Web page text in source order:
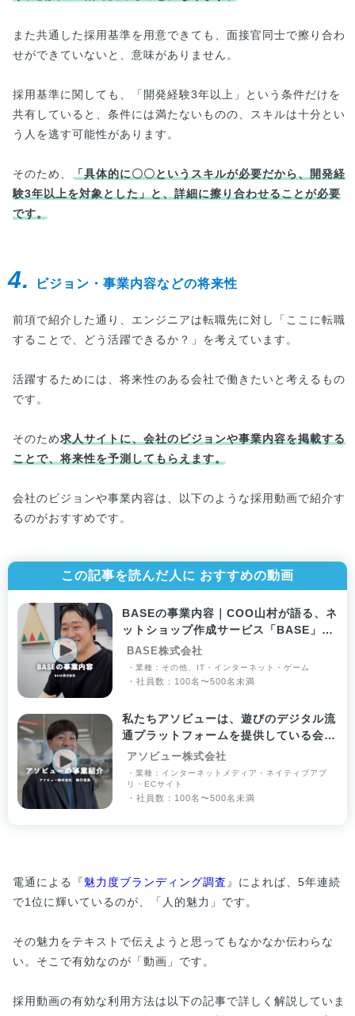
また共通した採用基準を用意できても、面接官同士で擦り合わ
せができていないと、意味がありません。
採用基準に関しても、「開発経験3年以上」という条件だけを
共有していると、条件には満たないものの、スキルは十分とい
う人を逃す可能性があります。
そのため、 「具体的に〇〇というスキルが必要だから、開発経
験3年以上を対象とした」と、詳細に擦り合わせることが必要
です。
4. ビジョン・事業内容などの将来性
前項で紹介した通り、エンジニアは転職先に対し「ここに転職
することで、どう活躍できるか？」を考えています。
活躍するためには、将来性のある会社で働きたいと考えるもの
です。
そのため求人サイトに、会社のビジョンや事業内容を掲載する
ことで、将来性を予測してもらえます。
会社のビジョンや事業内容は、以下のような採用動画で紹介す
るのがおすすめです。
この記事を読んだ人に おすすめの動画
BASEの事業内容｜COO山村が語る、ネ
ットショップ作成サービス「BASE」と
は
BASE株式会社
・業種：その他、IT・インターネット・ゲーム
・社員数：100名〜500名未満
私たちアソビューは、遊びのデジタル流
通プラットフォームを提供している会社
です
アソビュー株式会社
・業種：インターネットメディア・ネイティブアプ
リ・ECサイト
・社員数：100名〜500名未満
電通による『魅力度ブランディング調査 』によれば、5年連続
で1位に輝いているのが、「人的魅力」です。
その魅力をテキストで伝えようと思ってもなかなか伝わらな
い。そこで有効なのが「動画」です。
採用動画の有効な利用方法は以下の記事で詳しく解説していま